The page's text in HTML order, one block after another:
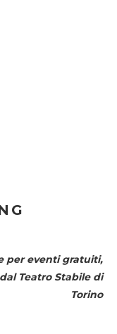
per eventi gratuiti,
Teatro Stabile di
Torino